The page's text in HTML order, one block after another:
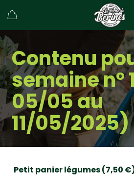
Contenu
semaine n°
05/05 au
11/05/2025)
Petit panier légumes (7,50